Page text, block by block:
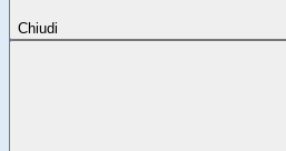
Chiudi